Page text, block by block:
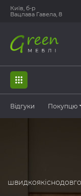
Київ, б-р
Вацлава Гавела, 8
Відгуки Покупцю
швидкоякісно